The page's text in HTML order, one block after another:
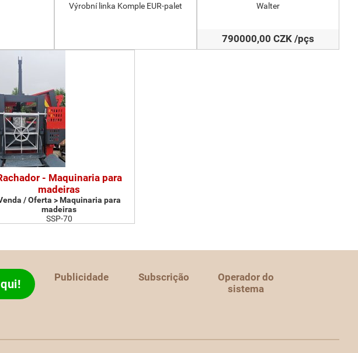
Výrobní linka Komple EUR-palet
Walter
790000,00 CZK /pçs
- Maquinaria para
madeiras
/ Oferta > Maquinaria para
madeiras
SSP-70
Publicidade Subscrição
Operador do
sistema